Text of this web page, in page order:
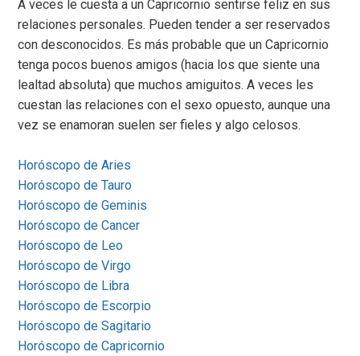
A veces le cuesta a un Capricornio sentirse feliz en sus
relaciones personales. Pueden tender a ser reservados
con desconocidos. Es más probable que un Capricornio
tenga pocos buenos amigos (hacia los que siente una
lealtad absoluta) que muchos amiguitos. A veces les
cuestan las relaciones con el sexo opuesto, aunque una
vez se enamoran suelen ser fieles y algo celosos.
Horóscopo de Aries
Horóscopo de Tauro
Horóscopo de Geminis
Horóscopo de Cancer
Horóscopo de Leo
Horóscopo de Virgo
Horóscopo de Libra
Horóscopo de Escorpio
Horóscopo de Sagitario
Horóscopo de Capricornio